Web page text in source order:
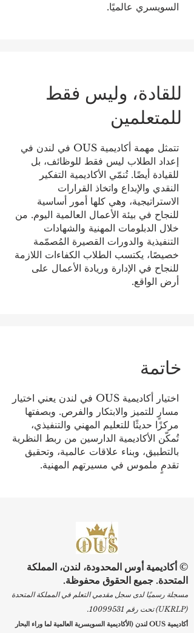
السويسري عالميًا.
للقادة، وليس فقط
للمتعلمين
تتمثل مهمة أكاديمية OUS في لندن في
إعداد الطلاب ليس فقط للوظائف، بل
للقيادة أيضًا. تُنمّي الأكاديمية التفكير
النقدي والإبداع واتخاذ القرارات
الاستراتيجية، وهي كلها أمور أساسية
للنجاح في بيئة الأعمال العالمية اليوم. من
خلال الدبلومات المهنية والشهادات
التنفيذية والدورات القصيرة المُصمّمة
خصيصًا، يكتسب الطلاب الكفاءات اللازمة
للنجاح في الإدارة وريادة الأعمال على
أرض الواقع.
خاتمة
اختيار أكاديمية OUS في لندن يعني اختيار
مسارٍ للتميز والابتكار والفرص. وبصفتها
مركزًا حديثًا للتعليم المهني والتنفيذي،
تُمكّن الأكاديمية الدارسين من ربط النظرية
بالتطبيق، وبناء علاقات عالمية، وتحقيق
تقدمٍ ملموس في مسيرتهم المهنية.
© أكاديمية أوس المحدودة، لندن، المملكة
المتحدة. جميع الحقوق محفوظة.
مسجلة رسميًا لدى سجل مقدمي التعلم في المملكة المتحدة
(UKRLP) تحت رقم
10099531
.
أكاديمية OUS لندن (الأكاديمية السويسرية العالمية لما وراء البحار